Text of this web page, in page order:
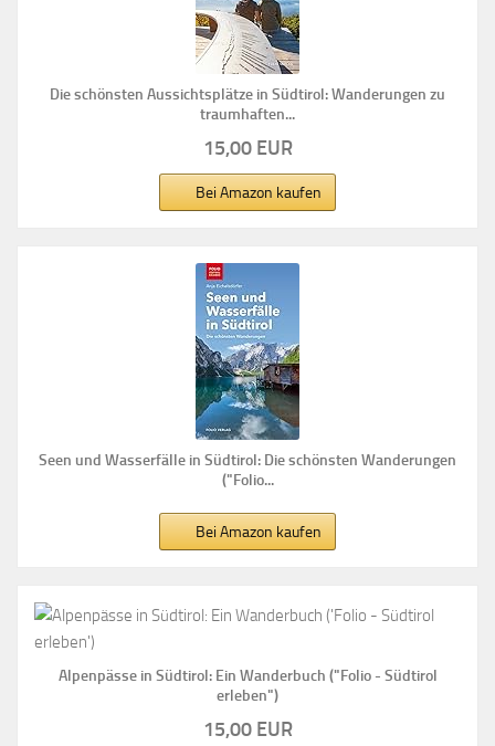
Die schönsten Aussichtsplätze in Südtirol: Wanderungen zu
traumhaften...
15,00 EUR
Bei Amazon kaufen
Seen und Wasserfälle in Südtirol: Die schönsten Wanderungen
("Folio...
Bei Amazon kaufen
Alpenpässe in Südtirol: Ein Wanderbuch ("Folio - Südtirol
erleben")
15,00 EUR